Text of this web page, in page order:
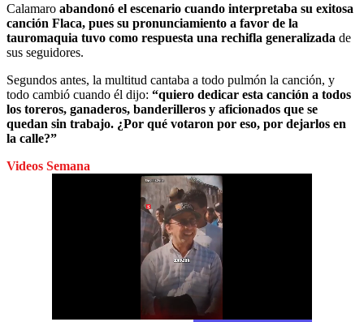
Calamaro abandonó el escenario cuando interpretaba su exitosa
canción Flaca, pues su pronunciamiento a favor de la
tauromaquia tuvo como respuesta una rechifla generalizada de
sus seguidores.
Segundos antes, la multitud cantaba a todo pulmón la canción, y
todo cambió cuando él dijo: “quiero dedicar esta canción a todos
los toreros, ganaderos, banderilleros y aficionados que se
quedan sin trabajo. ¿Por qué votaron por eso, por dejarlos en
la calle?”
Videos Semana